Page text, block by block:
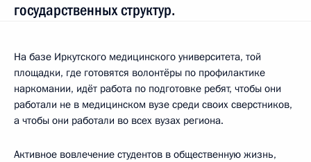
государственных структур.
На базе Иркутского медицинского университета, той
площадки, где готовятся волонтёры по профилактике
наркомании, идёт работа по подготовке ребят, чтобы они
работали не в медицинском вузе среди своих сверстников,
а чтобы они работали во всех вузах региона.
Активное вовлечение студентов в общественную жизнь,